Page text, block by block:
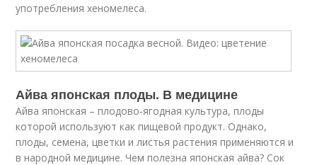
употребления хеномелеса.
Айва японская плоды. В медицине
Айва японская – плодово-ягодная культура, плоды
которой используют как пищевой продукт. Однако,
плоды, семена, цветки и листья растения применяются и
в народной медицине. Чем полезна японская айва? Сок